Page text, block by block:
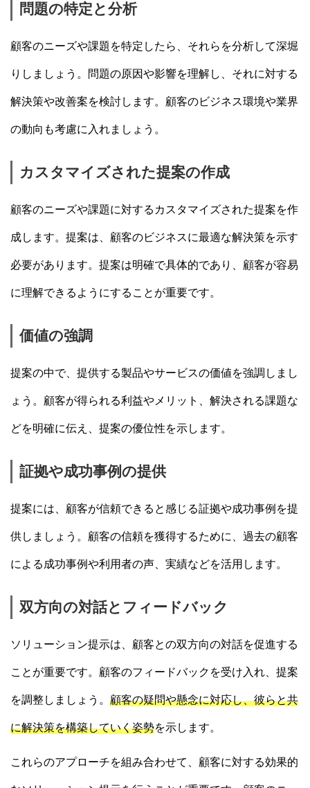
問題の特定と分析
顧客のニーズや課題を特定したら、それらを分析して深堀
りしましょう。問題の原因や影響を理解し、それに対する
解決策や改善案を検討します。顧客のビジネス環境や業界
の動向も考慮に入れましょう。
カスタマイズされた提案の作成
顧客のニーズや課題に対するカスタマイズされた提案を作
成します。提案は、顧客のビジネスに最適な解決策を示す
必要があります。提案は明確で具体的であり、顧客が容易
に理解できるようにすることが重要です。
価値の強調
提案の中で、提供する製品やサービスの価値を強調しまし
ょう。顧客が得られる利益やメリット、解決される課題な
どを明確に伝え、提案の優位性を示します。
証拠や成功事例の提供
提案には、顧客が信頼できると感じる証拠や成功事例を提
供しましょう。顧客の信頼を獲得するために、過去の顧客
による成功事例や利用者の声、実績などを活用します。
双方向の対話とフィードバック
ソリューション提示は、顧客との双方向の対話を促進する
ことが重要です。顧客のフィードバックを受け入れ、提案
を調整しましょう。 顧客の疑問や懸念に対応し、彼らと共
に解決策を構築していく姿勢を示します。
これらのアプローチを組み合わせて、顧客に対する効果的